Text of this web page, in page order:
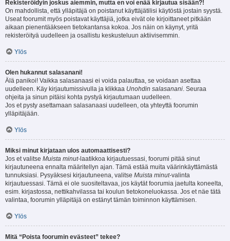
Rekisteröidyin joskus aiemmin, mutta en voi enää kirjautua sisään?!
On mahdollista, että ylläpitäjä on poistanut käyttäjätilisi käytöstä jostain syystä.
Useat foorumit myös poistavat käyttäjiä, jotka eivät ole kirjoittaneet pitkään
aikaan pienentääkseen tietokantansa kokoa. Jos näin on käynyt, yritä
rekisteröityä uudelleen ja osallistu keskusteluun aktiivisemmin.
Ylös
Olen hukannut salasanani!
Älä panikoi! Vaikka salasanaasi ei voida palauttaa, se voidaan asettaa
uudelleen. Käy kirjautumissivulla ja klikkaa Unohdin salasanani. Seuraa
ohjeita ja sinun pitäisi kohta pystyä kirjautumaan uudelleen.
Jos et pysty asettamaan salasanaasi uudelleen, ota yhteyttä foorumin
ylläpitäjään.
Ylös
Miksi minut kirjataan ulos automaattisesti?
Jos et valitse Muista minut-laatikkoa kirjautuessasi, foorumi pitää sinut
kirjautuneena ennalta määritellyn ajan. Tämä estää muita väärinkäyttämästä
tunnuksiasi. Pysyäksesi kirjautuneena, valitse Muista minut-valinta
kirjautuessasi. Tämä ei ole suositeltavaa, jos käytät foorumia jaetulta koneelta,
esim. kirjastossa, nettikahvilassa tai koulun tietokoneluokassa. Jos et näe tätä
valintaa, foorumin ylläpitäjä on estänyt tämän toiminnon käyttämisen.
Ylös
Mitä “Poista foorumin evästeet” tekee?